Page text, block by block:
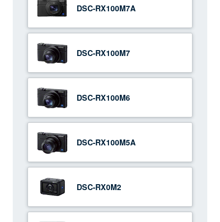
DSC-RX100M7A
DSC-RX100M7
DSC-RX100M6
DSC-RX100M5A
DSC-RX0M2